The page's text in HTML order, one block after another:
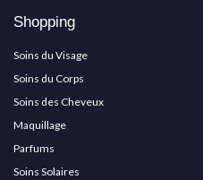
Shopping
Soins du Visage
Soins du Corps
Soins des Cheveux
Maquillage
Parfums
Soins Solaires